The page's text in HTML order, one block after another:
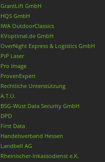
GrantLift GmbH
HQS GmbH
IWA OutdoorClassics
KVoptimal.de GmbH
OverNight Express & Logistics GmbH
PiP Laser
Pro Image
ProvenExpert
Rechtliche Unterstützung
A.T.U.
BSG-Wüst Data Security GmbH
DPD
First Data
Handelsverband Hessen
Landbell AG
Rheinischer-Inkassodienst e.K.